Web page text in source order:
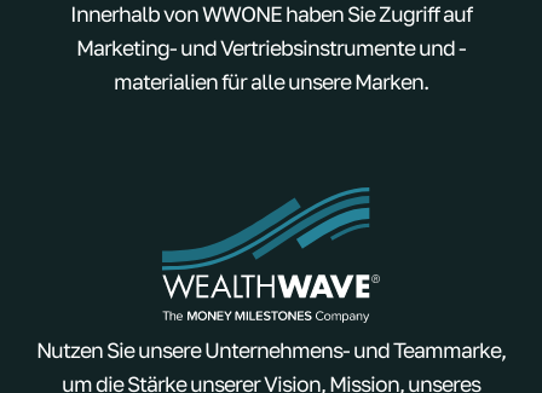
Innerhalb von WWONE haben Sie Zugriff auf
Marketing- und Vertriebsinstrumente und -
materialien für alle unsere Marken.
Nutzen Sie unsere Unternehmens- und Teammarke,
um die Stärke unserer Vision, Mission, unseres